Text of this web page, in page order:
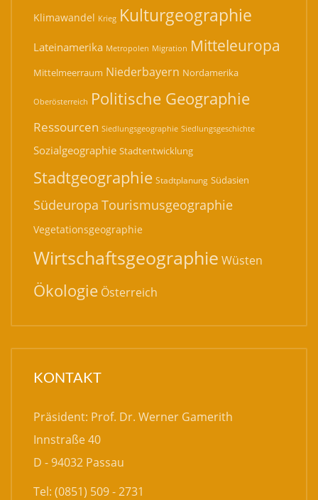
Klimawandel Krieg Kulturgeographie
Lateinamerika Metropolen Migration Mitteleuropa
Mittelmeerraum Niederbayern Nordamerika
Oberösterreich Politische Geographie
Ressourcen Siedlungsgeographie Siedlungsgeschichte
Sozialgeographie Stadtentwicklung
Stadtgeographie Stadtplanung Südasien
Südeuropa Tourismusgeographie
Vegetationsgeographie
Wirtschaftsgeographie Wüsten
Ökologie Österreich
KONTAKT
Präsident: Prof. Dr. Werner Gamerith
Innstraße 40
D - 94032 Passau
Tel: (0851) 509 - 2731